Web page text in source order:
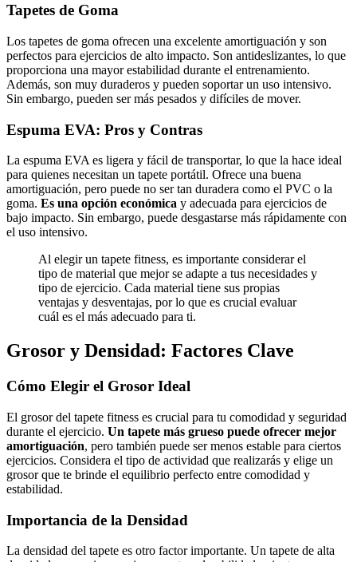
Tapetes de Goma
Los tapetes de goma ofrecen una excelente amortiguación y son
perfectos para ejercicios de alto impacto. Son antideslizantes, lo que
proporciona una mayor estabilidad durante el entrenamiento.
Además, son muy duraderos y pueden soportar un uso intensivo.
Sin embargo, pueden ser más pesados y difíciles de mover.
Espuma EVA: Pros y Contras
La espuma EVA es ligera y fácil de transportar, lo que la hace ideal
para quienes necesitan un tapete portátil. Ofrece una buena
amortiguación, pero puede no ser tan duradera como el PVC o la
goma. Es una opción económica y adecuada para ejercicios de
bajo impacto. Sin embargo, puede desgastarse más rápidamente con
el uso intensivo.
Al elegir un tapete fitness, es importante considerar el
tipo de material que mejor se adapte a tus necesidades y
tipo de ejercicio. Cada material tiene sus propias
ventajas y desventajas, por lo que es crucial evaluar
cuál es el más adecuado para ti.
Grosor y Densidad: Factores Clave
Cómo Elegir el Grosor Ideal
El grosor del tapete fitness es crucial para tu comodidad y seguridad
durante el ejercicio. Un tapete más grueso puede ofrecer mejor
amortiguación, pero también puede ser menos estable para ciertos
ejercicios. Considera el tipo de actividad que realizarás y elige un
grosor que te brinde el equilibrio perfecto entre comodidad y
estabilidad.
Importancia de la Densidad
La densidad del tapete es otro factor importante. Un tapete de alta